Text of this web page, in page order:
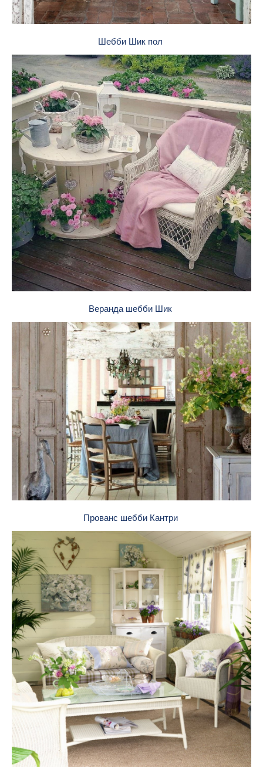
Шебби Шик пол
Веранда шебби Шик
Прованс шебби Кантри